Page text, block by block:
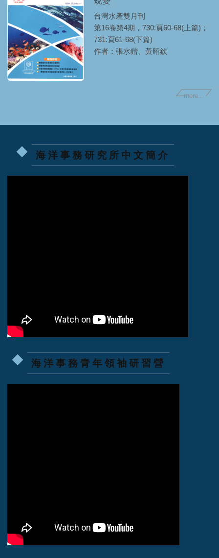
台灣水產雙月刊
第16卷第4期，730:頁60-68(上篇)；
731:頁61-68(下篇)
作者：張水鍇、黃昭欽
more...
海洋事務研究所中文簡介
海洋事務青年領袖研習營